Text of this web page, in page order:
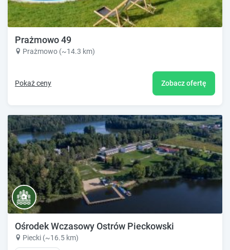
Prażmowo 49
Prażmowo (~14.3 km)
Pokaż ceny Zobacz ofertę
Ośrodek Wczasowy Ostrów Pieckowski
Piecki (~16.5 km)